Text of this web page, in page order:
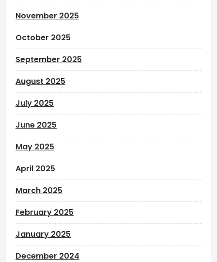
November 2025
October 2025
September 2025
August 2025
July 2025
June 2025
May 2025
April 2025
March 2025
February 2025
January 2025
December 2024